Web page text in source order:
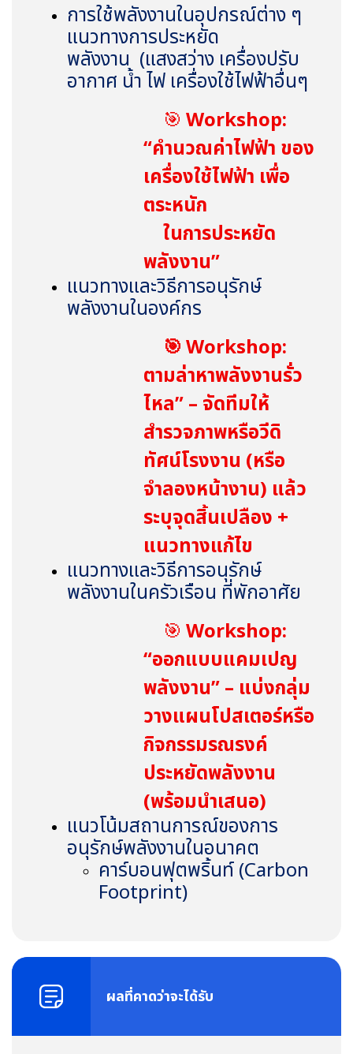
การใช้พลังงานในอุปกรณ์ต่าง ๆ
แนวทางการประหยัด
พลังงาน (แสงสว่าง เครื่องปรับ
อากาศ น้ำ ไฟ เครื่องใช้ไฟฟ้าอื่นๆ
🎯 Workshop:
“คำนวณค่าไฟฟ้า ของ
เครื่องใช้ไฟฟ้า เพื่อ
ตระหนัก
ในการประหยัด
พลังงาน”
แนวทางและวิธีการอนุรักษ์
พลังงานในองค์กร
🎯 Workshop:
ตามล่าหาพลังงานรั่ว
ไหล” – จัดทีมให้
สำรวจภาพหรือวีดิ
ทัศน์โรงงาน (หรือ
จำลองหน้างาน) แล้ว
ระบุจุดสิ้นเปลือง +
แนวทางแก้ไข
แนวทางและวิธีการอนุรักษ์
พลังงานในครัวเรือน ที่พักอาศัย
🎯 Workshop:
“ออกแบบแคมเปญ
พลังงาน” – แบ่งกลุ่ม
วางแผนโปสเตอร์หรือ
กิจกรรมรณรงค์
ประหยัดพลังงาน
(พร้อมนำเสนอ)
แนวโน้มสถานการณ์ของการ
อนุรักษ์พลังงานในอนาคต
คาร์บอนฟุตพริ้นท์ (Carbon
Footprint)
ผลที่คาดว่าจะได้รับ